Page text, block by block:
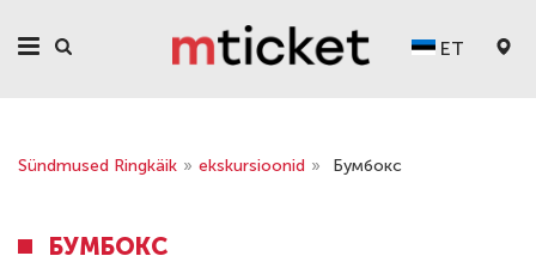
ET
Sündmused Ringkäik » ekskursioonid » Бумбокс
БУМБОКС